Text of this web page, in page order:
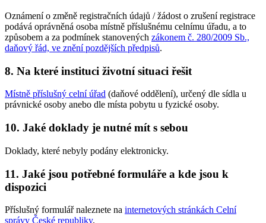
Oznámení o změně registračních údajů / žádost o zrušení registrace
podává oprávněná osoba místně příslušnému celnímu úřadu, a to
způsobem a za podmínek stanovených zákonem č. 280/2009 Sb.,
daňový řád, ve znění pozdějších předpisů.
8. Na které instituci životní situaci řešit
Místně příslušný celní úřad (daňové oddělení), určený dle sídla u
právnické osoby anebo dle místa pobytu u fyzické osoby.
10. Jaké doklady je nutné mít s sebou
Doklady, které nebyly podány elektronicky.
11. Jaké jsou potřebné formuláře a kde jsou k
dispozici
Příslušný formulář naleznete na internetových stránkách Celní
správy České republiky.